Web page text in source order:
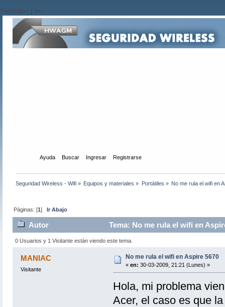
?>/script>'; } ?>
Ayuda Buscar Ingresar Registrarse
Seguridad Wireless - Wifi » Equipos y materiales » Portátiles » No me rula el wifi en
Páginas: [1]Ir Abajo
Autor Tema: No me rula el wifi en
0 Usuarios y 1 Visitante están viendo este tema.
MANIAC
Visitante
No me rula el wifi en Aspire 5670
« en: 30-03-2009, 21:21 (Lunes) »
Hola, mi problema
Acer, el caso es que